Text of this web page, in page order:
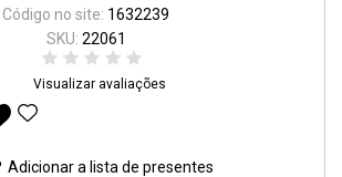
Código no site: 1632239
SKU: 22061
Visualizar avaliações
Adicionar a lista de presentes